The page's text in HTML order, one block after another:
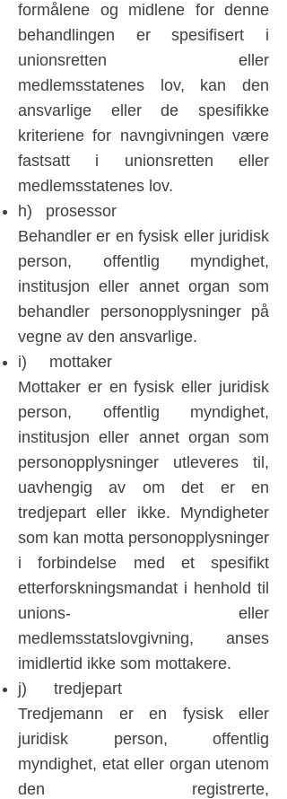
formålene og midlene for denne
behandlingen er spesifisert i
unionsretten eller
medlemsstatenes lov, kan den
ansvarlige eller de spesifikke
kriteriene for navngivningen være
fastsatt i unionsretten eller
medlemsstatenes lov.
h) prosessor
Behandler er en fysisk eller juridisk
person, offentlig myndighet,
institusjon eller annet organ som
behandler personopplysninger på
vegne av den ansvarlige.
i) mottaker
Mottaker er en fysisk eller juridisk
person, offentlig myndighet,
institusjon eller annet organ som
personopplysninger utleveres til,
uavhengig av om det er en
tredjepart eller ikke. Myndigheter
som kan motta personopplysninger
i forbindelse med et spesifikt
etterforskningsmandat i henhold til
unions- eller
medlemsstatslovgivning, anses
imidlertid ikke som mottakere.
j) tredjepart
Tredjemann er en fysisk eller
juridisk person, offentlig
myndighet, etat eller organ utenom
den registrerte,